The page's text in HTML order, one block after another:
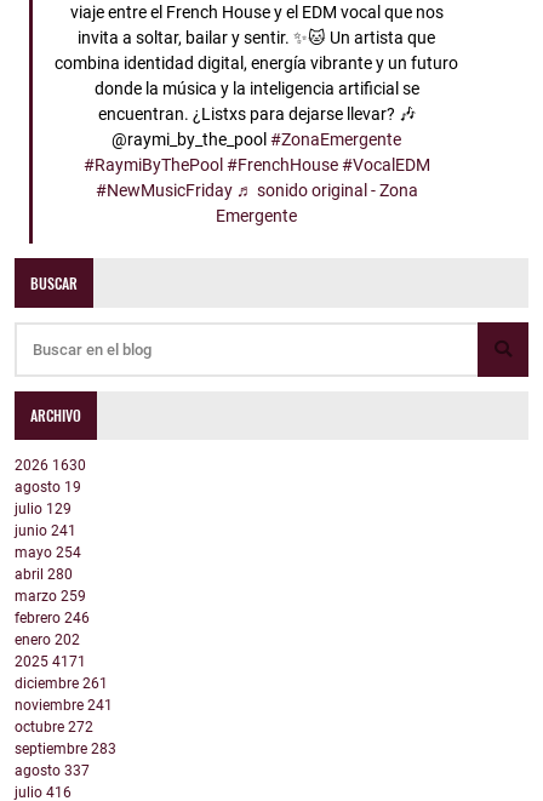
viaje entre el French House y el EDM vocal que nos
invita a soltar, bailar y sentir. ✨🐱 Un artista que
combina identidad digital, energía vibrante y un futuro
donde la música y la inteligencia artificial se
encuentran. ¿Listxs para dejarse llevar? 🎶
@raymi_by_the_pool#ZonaEmergente
#RaymiByThePool #FrenchHouse #VocalEDM
#NewMusicFriday ♬ sonido original - Zona
Emergente
BUSCAR
ARCHIVO
2026 1630
agosto 19
julio 129
junio 241
mayo 254
abril 280
marzo 259
febrero 246
enero 202
2025 4171
diciembre 261
noviembre 241
octubre 272
septiembre 283
agosto 337
julio 416